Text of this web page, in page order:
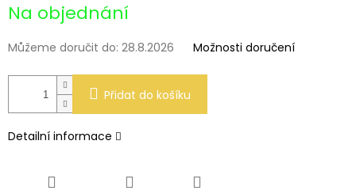
cena:
Na objednání
Můžeme doručit do: 28.8.2026 Možnosti doručení
Přidat do košíku
Detailní informace